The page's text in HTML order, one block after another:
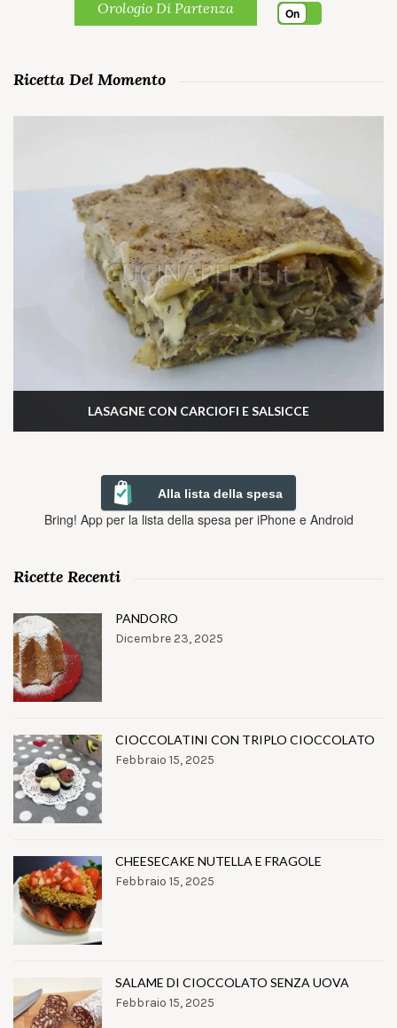
Orologio Di Partenza On
Ricetta Del Momento
LASAGNE CON CARCIOFI E SALSICCE
Alla lista della spesa
Bring! App per la lista della spesa per iPhone e Android
Ricette Recenti
PANDORO
Dicembre 23, 2025
CIOCCOLATINI CON TRIPLO CIOCCOLATO
Febbraio 15, 2025
CHEESECAKE NUTELLA E FRAGOLE
Febbraio 15, 2025
SALAME DI CIOCCOLATO SENZA UOVA
Febbraio 15, 2025